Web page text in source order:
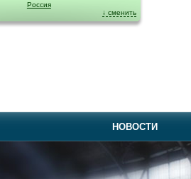
Россия
↓ сменить
НОВОСТИ